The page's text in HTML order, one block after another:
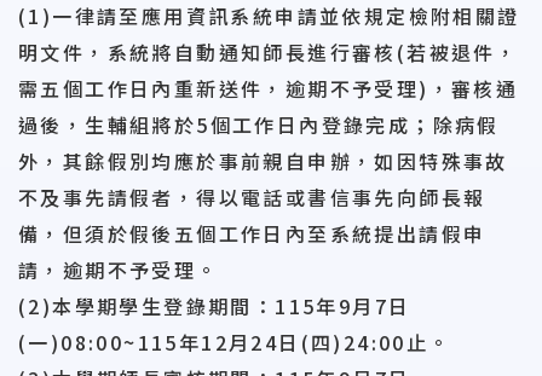
(1)一律請至應用資訊系統申請並依規定檢附相關證
明文件，系統將自動通知師長進行審核(若被退件，
需五個工作日內重新送件，逾期不予受理)，審核通
過後，生輔組將於5個工作日內登錄完成；除病假
外，其餘假別均應於事前親自申辦，如因特殊事故
不及事先請假者，得以電話或書信事先向師長報
備，但須於假後五個工作日 內至系統提出請假申
請，逾期不予受理。
(2)本學期學生登錄期間：115年9月7日
(一)08:00~115年12月24日(四)24:00止。